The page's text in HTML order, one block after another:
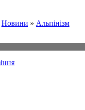
Новини » Альпінізм